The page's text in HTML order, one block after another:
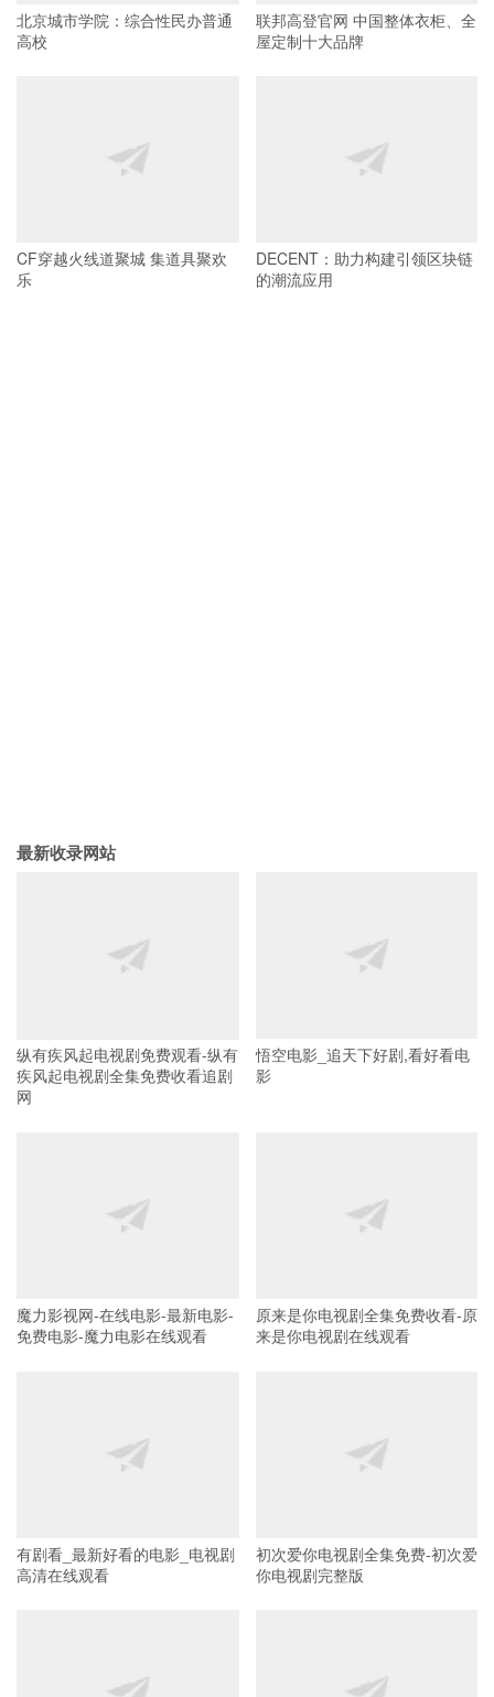
北京城市学院：综合性民办普通
高校
联邦高登官网 中国整体衣柜、全
屋定制十大品牌
CF穿越火线道聚城 集道具聚欢
乐
DECENT：助力构建引领区块链
的潮流应用
最新收录网站
纵有疾风起电视剧免费观看-纵有
疾风起电视剧全集免费收看追剧
网
悟空电影_追天下好剧,看好看电
影
魔力影视网-在线电影-最新电影-
免费电影-魔力电影在线观看
原来是你电视剧全集免费收看-原
来是你电视剧在线观看
有剧看_最新好看的电影_电视剧
高清在线观看
初次爱你电视剧全集免费-初次爱
你电视剧完整版